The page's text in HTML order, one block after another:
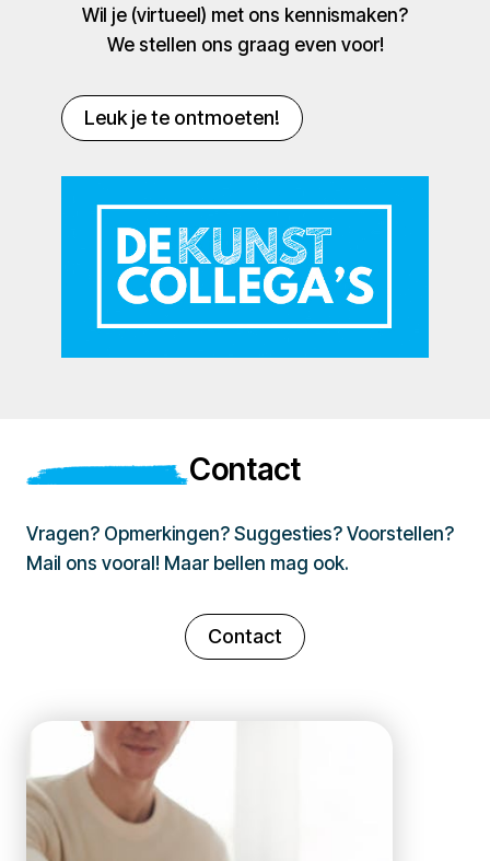
Wil je (virtueel) met ons kennismaken?
We stellen ons graag even voor!
Leuk je te ontmoeten!
Contact
Vragen? Opmerkingen? Suggesties? Voorstellen?
Mail ons vooral! Maar bellen mag ook.
Contact